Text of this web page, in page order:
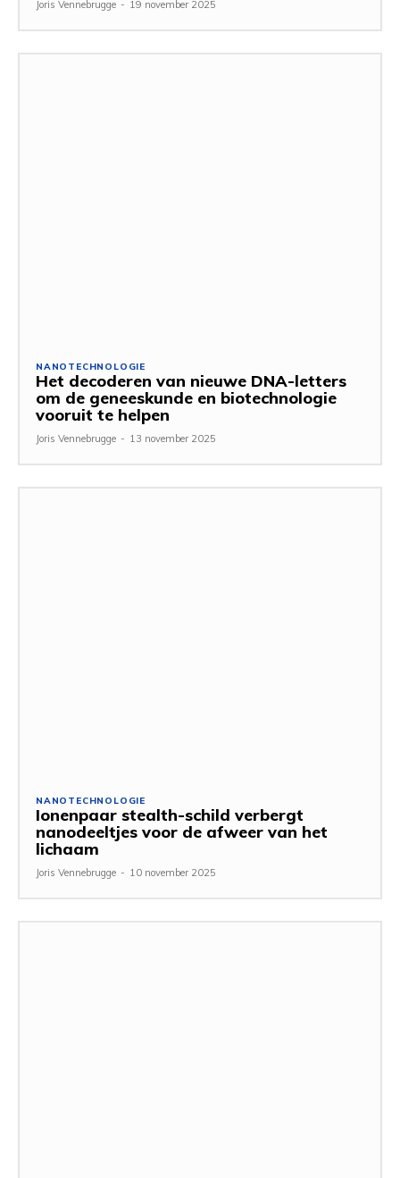
Joris Vennebrugge - 19 november 2025
NANOTECHNOLOGIE
Het decoderen van nieuwe DNA-letters
om de geneeskunde en biotechnologie
vooruit te helpen
Joris Vennebrugge - 13 november 2025
NANOTECHNOLOGIE
Ionenpaar stealth-schild verbergt
nanodeeltjes voor de afweer van het
lichaam
Joris Vennebrugge - 10 november 2025